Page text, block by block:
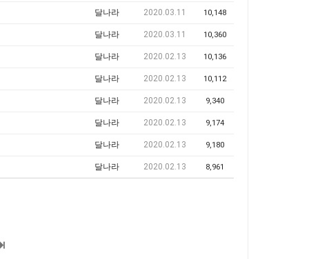
달나라 2020.03.11 10,148
달나라 2020.03.11 10,360
달나라 2020.02.13 10,136
달나라 2020.02.13 10,112
달나라 2020.02.13 9,340
달나라 2020.02.13 9,174
달나라 2020.02.13 9,180
달나라 2020.02.13 8,961